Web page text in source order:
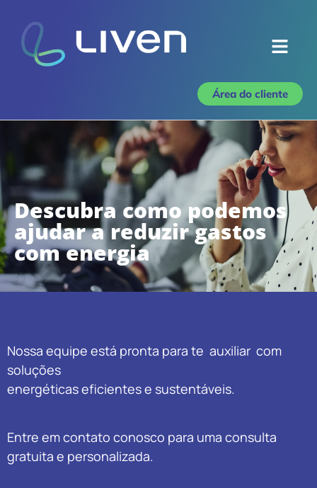
Área do cliente
Contato
Descubra como podemos
ajudar a reduzir gastos
com energia
Nossa equipe está pronta para te auxiliar com
soluções
energéticas eficientes e sustentáveis.
Entre em contato conosco para uma consulta
gratuita e personalizada.